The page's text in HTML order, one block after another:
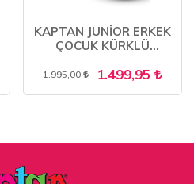
KAPTAN JUNİOR ERKEK
ÇOCUK KÜRKLÜ
OUTDOOR
1.995,00 1.499,95